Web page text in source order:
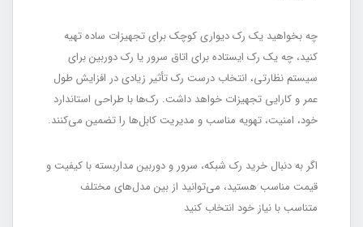
چه بخواهید یک رک دیواری کوچک برای تجهیزات ساده تهیه
کنید، چه یک رک ایستاده برای اتاق سرور یا رک دوربین برای
سیستم نظارتی، انتخاب درست رک تأثیر زیادی در افزایش طول
عمر و کارایی تجهیزات خواهد داشت. رک‌ها با طراحی استاندارد
خود، امنیت، تهویه مناسب و مدیریت کابل‌ها را تضمین می‌کنند.
اگر به دنبال خرید رک شبکه، سرور و دوربین مداربسته با کیفیت و
قیمت مناسب هستید، می‌توانید از بین مدل‌های مختلف
متناسب با نیاز خود انتخاب کنید